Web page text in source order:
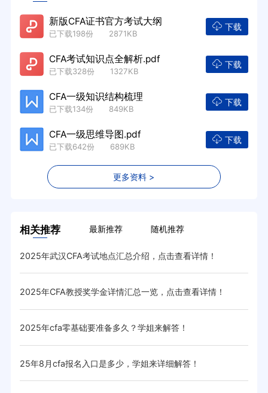
新版CFA证书官方考试大纲
已下载198份 2871KB
下载
CFA考试知识点全解析.pdf
已下载328份 1327KB
下载
CFA一级知识结构梳理
已下载134份 849KB
下载
CFA一级思维导图.pdf
已下载642份 689KB
下载
更多资料 >
相关推荐 最新推荐 随机推荐
2025年武汉CFA考试地点汇总介绍，点击查看详情！
2025年CFA教授奖学金详情汇总一览，点击查看详情！
2025年cfa零基础要准备多久？学姐来解答！
25年8月cfa报名入口是多少，学姐来详细解答！